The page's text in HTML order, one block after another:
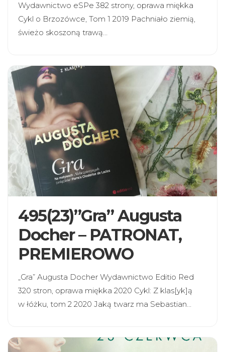
Wydawnictwo eSPe 382 strony, oprawa miękka
Cykl o Brzozówce, Tom 1 2019 Pachniało ziemią,
świeżo skoszoną trawą…
495(23)”Gra” Augusta
Docher – PATRONAT,
PREMIEROWO
„Gra” Augusta Docher Wydawnictwo Editio Red
320 stron, oprawa miękka 2020 Cykl: Z klas[yk]ą
w łóżku, tom 2 2020 Jaką twarz ma Sebastian…